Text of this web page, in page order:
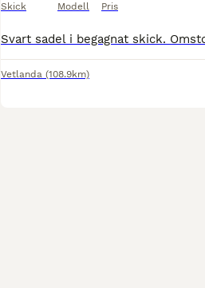
Skick Modell Pris
Vetlanda (108.9km)